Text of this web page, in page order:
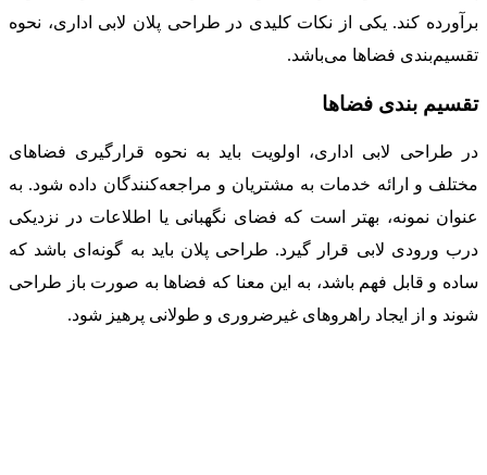
برآورده کند. یکی از نکات کلیدی در طراحی پلان لابی اداری، نحوه
تقسیم‌بندی فضاها می‌باشد.
تقسیم بندی فضاها
در طراحی لابی اداری، اولویت باید به نحوه قرارگیری فضاهای
مختلف و ارائه خدمات به مشتریان و مراجعه‌کنندگان داده شود. به
عنوان نمونه، بهتر است که فضای نگهبانی یا اطلاعات در نزدیکی
درب ورودی لابی قرار گیرد. طراحی پلان باید به گونه‌ای باشد که
ساده و قابل فهم باشد، به این معنا که فضاها به صورت باز طراحی
شوند و از ایجاد راهروهای غیرضروری و طولانی پرهیز شود.